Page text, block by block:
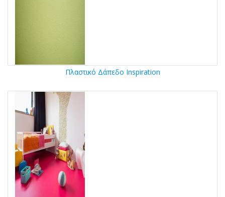
Πλαστικό Δάπεδο Inspiration